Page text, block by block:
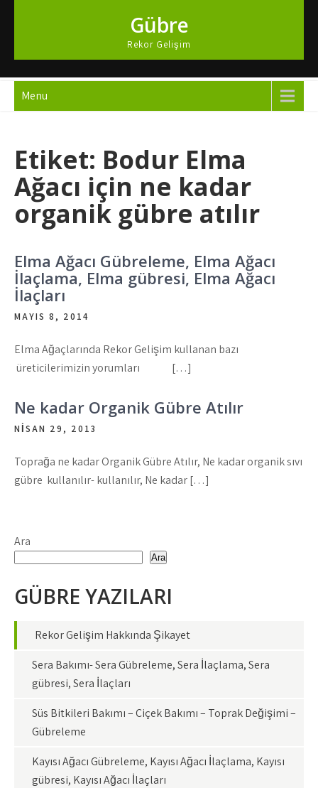
Gübre
Rekor Gelişim
Menu
Etiket: Bodur Elma
Ağacı için ne kadar
organik gübre atılır
Elma Ağacı Gübreleme, Elma Ağacı
İlaçlama, Elma gübresi, Elma Ağacı
İlaçları
MAYIS 8, 2014
Elma Ağaçlarında Rekor Gelişim kullanan bazı
üreticilerimizin yorumları […]
Ne kadar Organik Gübre Atılır
NISAN 29, 2013
Toprağa ne kadar Organik Gübre Atılır, Ne kadar organik sıvı
gübre kullanılır- kullanılır, Ne kadar […]
Ara
Ara
GÜBRE YAZILARI
Rekor Gelişim Hakkında Şikayet
Sera Bakımı- Sera Gübreleme, Sera İlaçlama, Sera
gübresi, Sera İlaçları
Süs Bitkileri Bakımı – Çiçek Bakımı – Toprak Değişimi –
Gübreleme
Kayısı Ağacı Gübreleme, Kayısı Ağacı İlaçlama, Kayısı
gübresi, Kayısı Ağacı İlaçları